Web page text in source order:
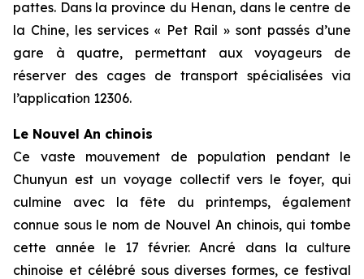
pattes. Dans la province du Henan, dans le centre de
la Chine, les services « Pet Rail » sont passés d’une
gare à quatre, permettant aux voyageurs de
réserver des cages de transport spécialisées via
l’application 12306.
Le Nouvel An chinois
Ce vaste mouvement de population pendant le
Chunyun est un voyage collectif vers le foyer, qui
culmine avec la fête du printemps, également
connue sous le nom de Nouvel An chinois, qui tombe
cette année le 17 février. Ancré dans la culture
chinoise et célébré sous diverses formes, ce festival